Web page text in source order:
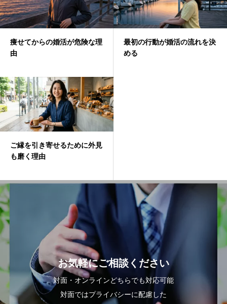
痩せてからの婚活が危険な理
由
最初の行動が婚活の流れを決
める
ご縁を引き寄せるために外見
も磨く理由
お気軽にご相談ください
対面・オンラインどちらでも対応可能
対面ではプライバシーに配慮した